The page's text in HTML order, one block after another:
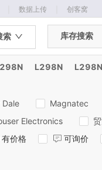
数据上传 创客窝
索 库存搜索
L298N
L298N
Dale
Magnatec
Electronics
有价格
可询价